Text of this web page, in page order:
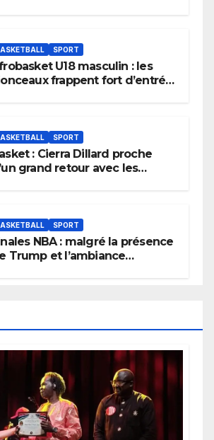
SPORT
U18 masculin : les
frappent fort d’entrée
SPORT
: Cierra Dillard proche
grand retour avec les
SPORT
NBA : malgré la présence
Trump et l’ambiance